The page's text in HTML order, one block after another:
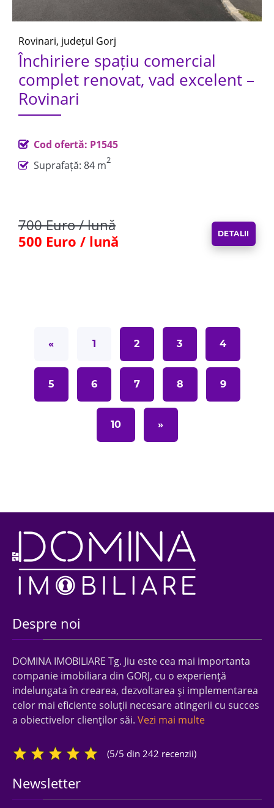
Rovinari, județul Gorj
Închiriere spațiu comercial
complet renovat, vad excelent –
Rovinari
Cod ofertă: P1545
Suprafață: 84 m2
700 Euro / lună
500 Euro / lună
DETALII
« 1 2 3 4
5 6 7 8 9
10 »
Despre noi
DOMINA IMOBILIARE Tg. Jiu este cea mai importanta
companie imobiliara din GORJ, cu o experienţă
indelungata în crearea, dezvoltarea şi implementarea
celor mai eficiente soluţii necesare atingerii cu succes
a obiectivelor clienţilor săi. Vezi mai multe
(5/5 din 242 recenzii)
Newsletter